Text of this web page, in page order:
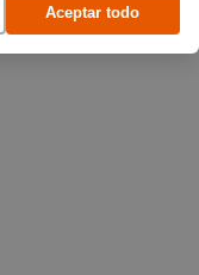
Aceptar todo